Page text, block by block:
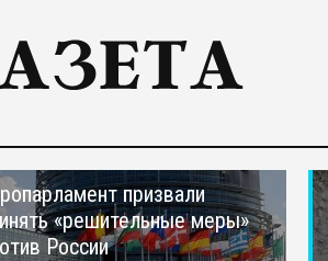
призвали
«решительные меры»
России